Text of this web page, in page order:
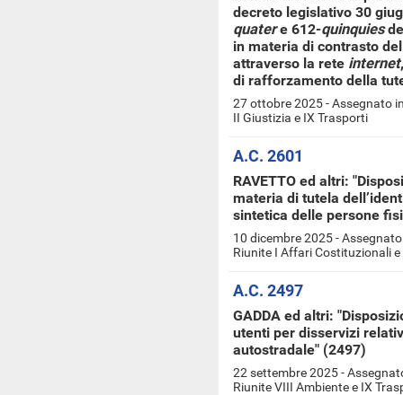
decreto legislativo 30
quatere 612-quinquies
in materia di contrasto
attraverso la rete internet
di rafforzamento della
27 ottobre 2025 - Assegnato
II Giustizia e IX Trasporti
A.C. 2601
RAVETTO ed altri:
materia di tutela
sintetica delle persone
10 dicembre 2025 -
Riunite I Affari Costituzionali
A.C. 2497
GADDA ed altri:
utenti per disservizi
autostradale" (2497)
22 settembre 2025 -
Riunite VIII Ambiente e IX